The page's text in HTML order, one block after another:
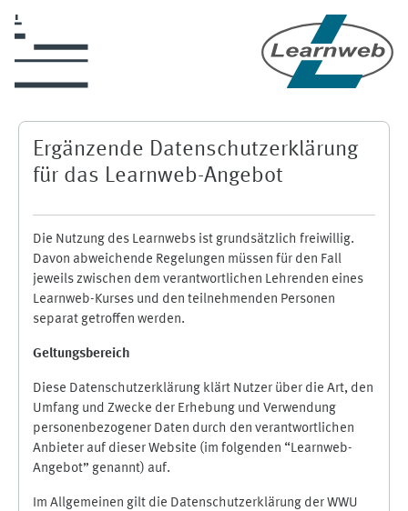
Ergänzende Datenschutzerklärung
für das Learnweb-Angebot
Die Nutzung des Learnwebs ist grundsätzlich freiwillig.
Davon abweichende Regelungen müssen für den Fall
jeweils zwischen dem verantwortlichen Lehrenden eines
Learnweb-Kurses und den teilnehmenden Personen
separat getroffen werden.
Geltungsbereich
Diese Datenschutzerklärung klärt Nutzer über die Art, den
Umfang und Zwecke der Erhebung und Verwendung
personenbezogener Daten durch den verantwortlichen
Anbieter auf dieser Website (im folgenden “Learnweb-
Angebot” genannt) auf.
Im Allgemeinen gilt die Datenschutzerklärung der WWU